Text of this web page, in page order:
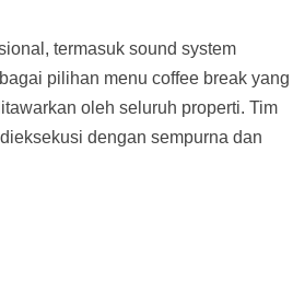
termasuk sound system
pilihan menu coffee break yang
oleh seluruh properti. Tim
dengan sempurna dan